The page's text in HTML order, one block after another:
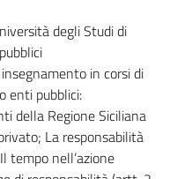
degli Studi di
in corsi di
enti pubblici:
della Regione Siciliana
La responsabilità
tempo nell’azione